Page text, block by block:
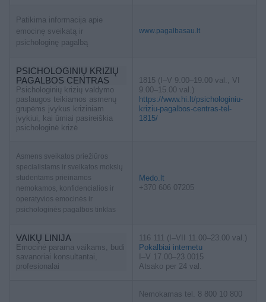
Patikima informacija apie
emocinę sveikatą ir
psichologinę pagalbą
www.pagalbasau.lt
PSICHOLOGINIŲ KRIZIŲ
PAGALBOS CENTRAS
Psichologinių krizių valdymo
paslaugos teikiamos asmenų
grupėms įvykus kriziniam
įvykiui, kai ūmiai pasireiškia
psichologinė krizė
1815 (I–V 9.00–19.00 val., VI
9.00–15.00 val.)
https://www.hi.lt/psichologiniu-
kriziu-pagalbos-centras-tel-
1815/
Asmens sveikatos priežiūros
specialistams ir sveikatos mokslų
studentams prieinamos
nemokamos, konfidencialios ir
operatyvios emocinės ir
psichologinės pagalbos tinklas
Medo.lt
+370 606 07205
VAIKŲ LINIJA
Emocinė parama vaikams, budi
savanoriai konsultantai,
profesionalai
116 111 (I–VII 11.00–23.00 val.)
Pokalbiai internetu
I–V 17.00–23.0015
Atsako per 24 val.
Nemokamas tel. 8 800 10 800